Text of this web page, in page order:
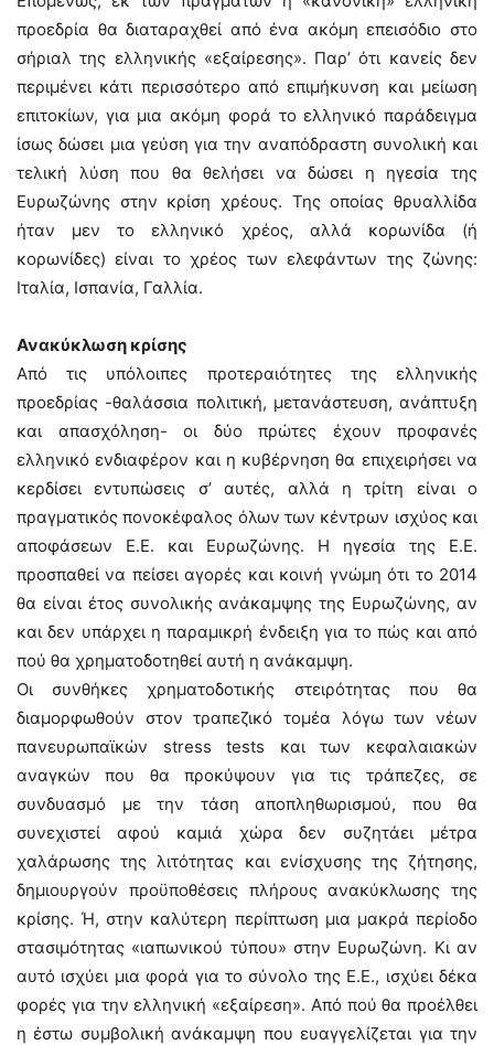
προεδρία θα διαταραχθεί από ένα ακόμη επεισόδιο στο
σήριαλ της ελληνικής «εξαίρεσης». Παρ’ ότι κανείς δεν
περιμένει κάτι περισσότερο από επιμήκυνση και μείωση
επιτοκίων, για μια ακόμη φορά το ελληνικό παράδειγμα
ίσως δώσει μια γεύση για την αναπόδραστη συνολική και
τελική λύση που θα θελήσει να δώσει η ηγεσία της
Ευρωζώνης στην κρίση χρέους. Της οποίας θρυαλλίδα
ήταν μεν το ελληνικό χρέος, αλλά κορωνίδα (ή
κορωνίδες) είναι το χρέος των ελεφάντων της ζώνης:
Ιταλία, Ισπανία, Γαλλία.
Ανακύκλωση κρίσης
Από τις υπόλοιπες προτεραιότητες της ελληνικής
προεδρίας -θαλάσσια πολιτική, μετανάστευση, ανάπτυξη
και απασχόληση- οι δύο πρώτες έχουν προφανές
ελληνικό ενδιαφέρον και η κυβέρνηση θα επιχειρήσει να
κερδίσει εντυπώσεις σ’ αυτές, αλλά η τρίτη είναι ο
πραγματικός πονοκέφαλος όλων των κέντρων ισχύος και
αποφάσεων Ε.Ε. και Ευρωζώνης. Η ηγεσία της Ε.Ε.
προσπαθεί να πείσει αγορές και κοινή γνώμη ότι το 2014
θα είναι έτος συνολικής ανάκαμψης της Ευρωζώνης, αν
και δεν υπάρχει η παραμικρή ένδειξη για το πώς και από
πού θα χρηματοδοτηθεί αυτή η ανάκαμψη.
Οι συνθήκες χρηματοδοτικής στειρότητας που θα
διαμορφωθούν στον τραπεζικό τομέα λόγω των νέων
πανευρωπαϊκών stress tests και των κεφαλαιακών
αναγκών που θα προκύψουν για τις τράπεζες, σε
συνδυασμό με την τάση αποπληθωρισμού, που θα
συνεχιστεί αφού καμιά χώρα δεν συζητάει μέτρα
χαλάρωσης της λιτότητας και ενίσχυσης της ζήτησης,
δημιουργούν προϋποθέσεις πλήρους ανακύκλωσης της
κρίσης. Ή, στην καλύτερη περίπτωση μια μακρά περίοδο
στασιμότητας «ιαπωνικού τύπου» στην Ευρωζώνη. Κι αν
αυτό ισχύει μια φορά για το σύνολο της Ε.Ε., ισχύει δέκα
φορές για την ελληνική «εξαίρεση». Από πού θα προέλθει
η έστω συμβολική ανάκαμψη που ευαγγελίζεται για την